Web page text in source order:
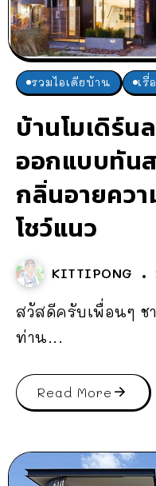
รวมไอเดียบ้าน เรื่
บ้านโมเดิร์
ออกแบบทัน
กลิ่นอายคว
โชว์แนว
KITTIPONG
สวัสดีครับเพื่อนๆ ช
ท่าน...
Read More